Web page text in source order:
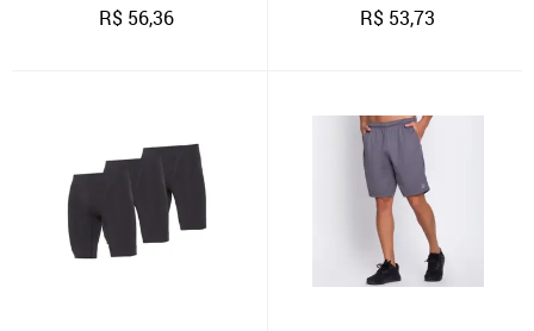
R$ 56,36 R$ 53,73